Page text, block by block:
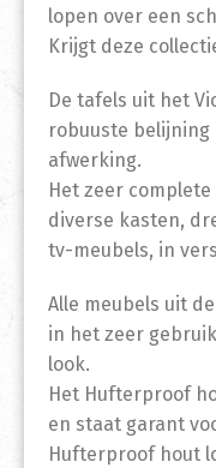
lopen over een
Krijgt deze
De tafels uit het
robuuste belijning
afwerking.
Het zeer
diverse kasten,
tv-meubels, in
Alle meubels uit
in het zeer
look.
Het Hufterproof
en staat garant
Hufterproof hout